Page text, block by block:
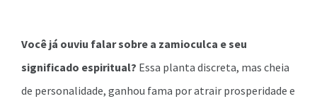
Você já ouviu falar sobre a zamioculca e seu
significado espiritual? Essa planta discreta, mas cheia
de personalidade, ganhou fama por atrair prosperidade e